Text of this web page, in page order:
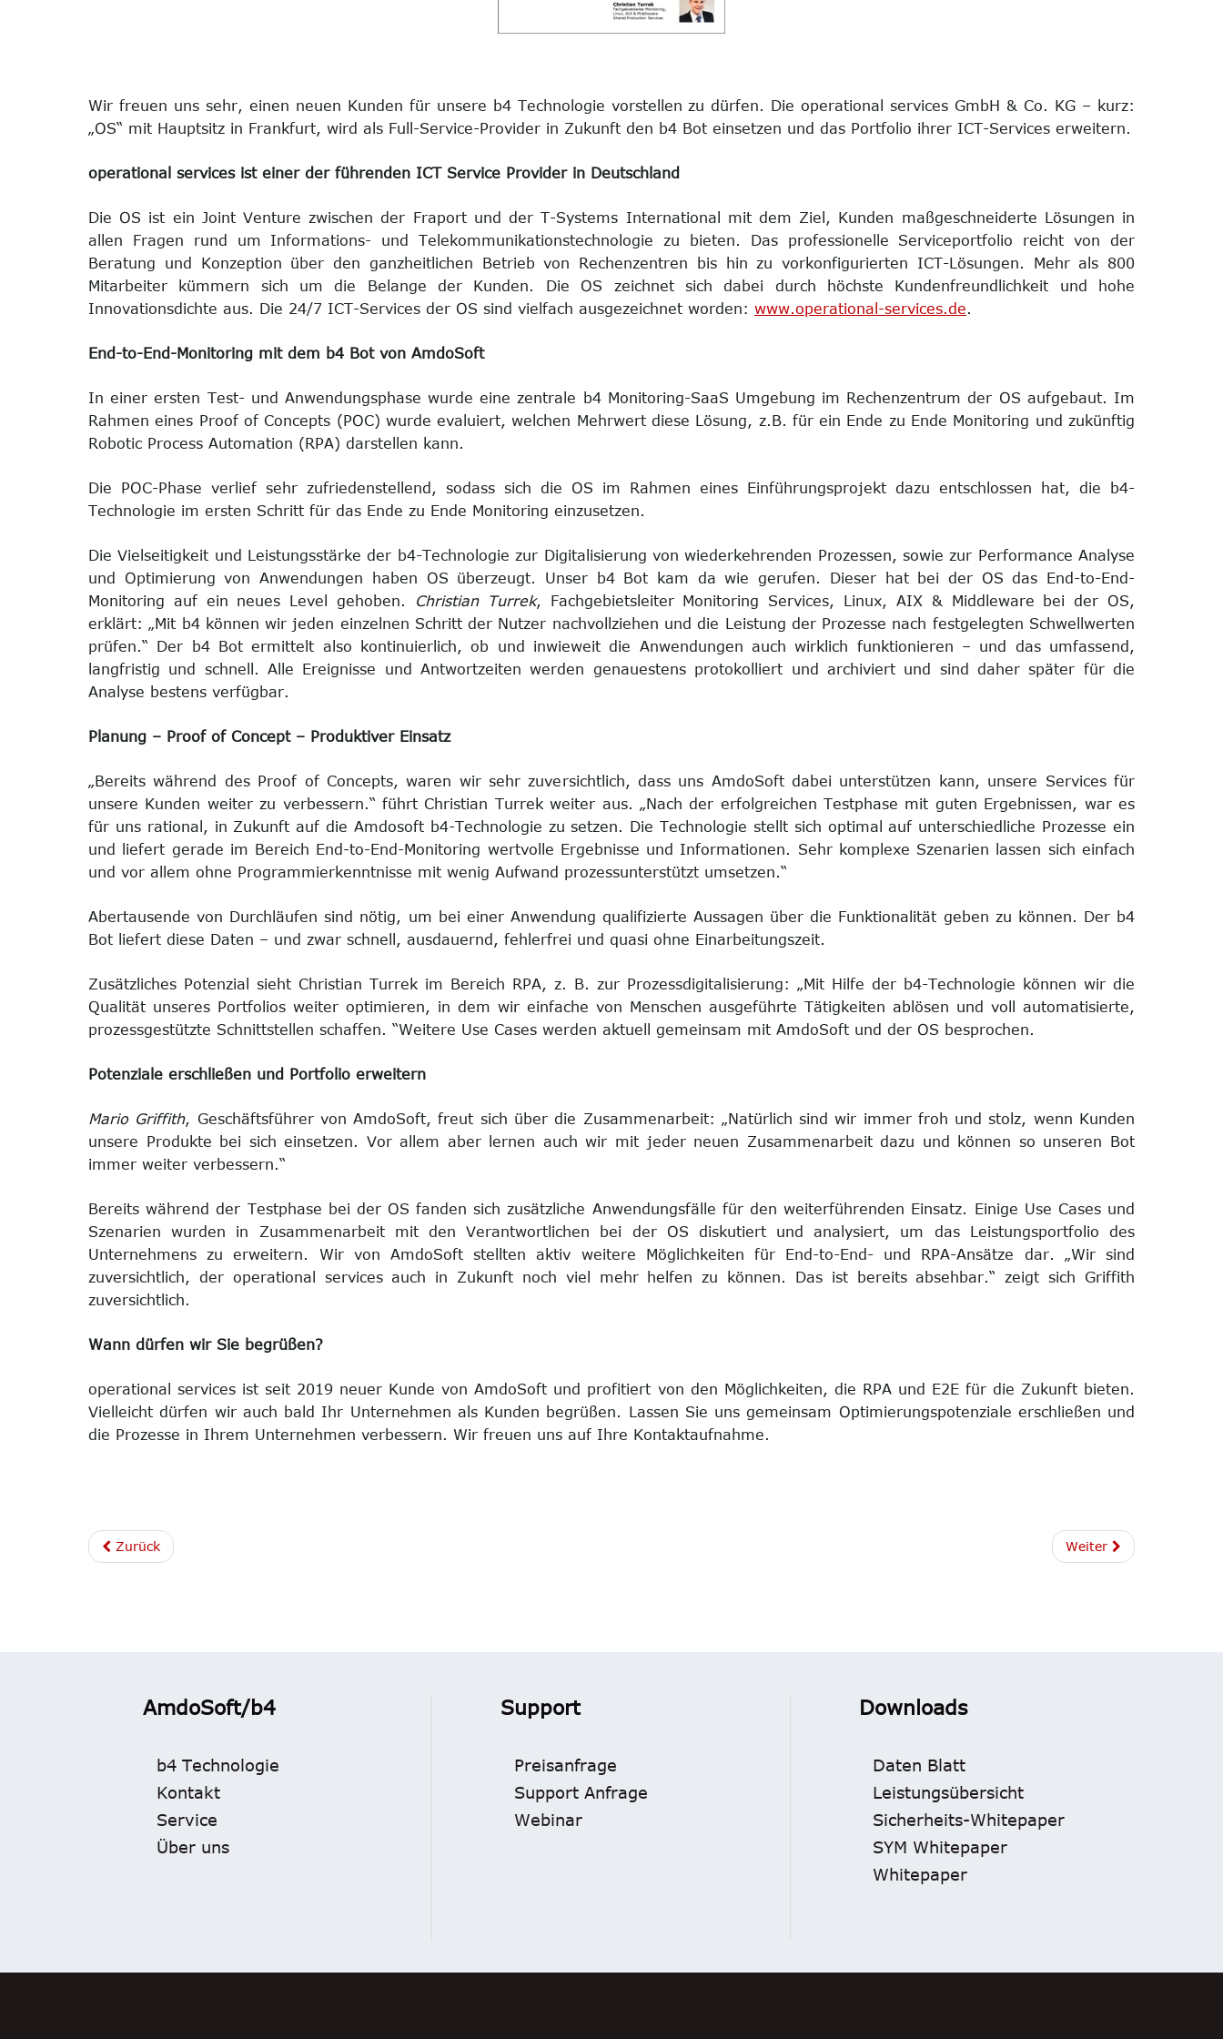
Wir freuen uns sehr, einen neuen Kunden für unsere b4 Technologie vorstellen zu dürfen. Die operational services GmbH & Co. KG – kurz:
„OS“ mit Hauptsitz in Frankfurt, wird als Full-Service-Provider in Zukunft den b4 Bot einsetzen und das Portfolio ihrer ICT-Services erweitern.
operational services ist einer der führenden ICT Service Provider in Deutschland
Die OS ist ein Joint Venture zwischen der Fraport und der T-Systems International mit dem Ziel, Kunden maßgeschneiderte Lösungen in
allen Fragen rund um Informations- und Telekommunikationstechnologie zu bieten. Das professionelle Serviceportfolio reicht von der
Beratung und Konzeption über den ganzheitlichen Betrieb von Rechenzentren bis hin zu vorkonfigurierten ICT-Lösungen. Mehr als 800
Mitarbeiter kümmern sich um die Belange der Kunden. Die OS zeichnet sich dabei durch höchste Kundenfreundlichkeit und hohe
Innovationsdichte aus. Die 24/7 ICT-Services der OS sind vielfach ausgezeichnet worden: www.operational-services.de.
End-to-End-Monitoring mit dem b4 Bot von AmdoSoft
In einer ersten Test- und Anwendungsphase wurde eine zentrale b4 Monitoring-SaaS Umgebung im Rechenzentrum der OS aufgebaut. Im
Rahmen eines Proof of Concepts (POC) wurde evaluiert, welchen Mehrwert diese Lösung, z.B. für ein Ende zu Ende Monitoring und zukünftig
Robotic Process Automation (RPA) darstellen kann.
Die POC-Phase verlief sehr zufriedenstellend, sodass sich die OS im Rahmen eines Einführungsprojekt dazu entschlossen hat, die b4-
Technologie im ersten Schritt für das Ende zu Ende Monitoring einzusetzen.
Die Vielseitigkeit und Leistungsstärke der b4-Technologie zur Digitalisierung von wiederkehrenden Prozessen, sowie zur Performance Analyse
und Optimierung von Anwendungen haben OS überzeugt. Unser b4 Bot kam da wie gerufen. Dieser hat bei der OS das End-to-End-
Monitoring auf ein neues Level gehoben.
Christian Turrek, Fachgebietsleiter Monitoring Services, Linux, AIX & Middleware bei der OS,
erklärt: „Mit b4 können wir jeden einzelnen Schritt der Nutzer nachvollziehen und die Leistung der Prozesse nach festgelegten Schwellwerten
prüfen.“ Der b4 Bot ermittelt also kontinuierlich, ob und inwieweit die Anwendungen auch wirklich funktionieren – und das umfassend,
langfristig und schnell. Alle Ereignisse und Antwortzeiten werden genauestens protokolliert und archiviert und sind daher später für die
Analyse bestens verfügbar.
Planung – Proof of Concept – Produktiver Einsatz
„Bereits während des Proof of Concepts, waren wir sehr zuversichtlich, dass uns AmdoSoft dabei unterstützen kann, unsere Services für
unsere Kunden weiter zu verbessern.“ führt Christian Turrek weiter aus. „Nach der erfolgreichen Testphase mit guten Ergebnissen, war es
für uns rational, in Zukunft auf die Amdosoft b4-Technologie zu setzen. Die Technologie stellt sich optimal auf unterschiedliche Prozesse ein
und liefert gerade im Bereich End-to-End-Monitoring wertvolle Ergebnisse und Informationen. Sehr komplexe Szenarien lassen sich einfach
und vor allem ohne Programmierkenntnisse mit wenig Aufwand prozessunterstützt umsetzen.“
Abertausende von Durchläufen sind nötig, um bei einer Anwendung qualifizierte Aussagen über die Funktionalität geben zu können. Der b4
Bot liefert diese Daten – und zwar schnell, ausdauernd, fehlerfrei und quasi ohne Einarbeitungszeit.
Zusätzliches Potenzial sieht Christian Turrek im Bereich RPA, z. B. zur Prozessdigitalisierung: „Mit Hilfe der b4-Technologie können wir die
Qualität unseres Portfolios weiter optimieren, in dem wir einfache von Menschen ausgeführte Tätigkeiten ablösen und voll automatisierte,
prozessgestützte Schnittstellen schaffen. “Weitere Use Cases werden aktuell gemeinsam mit AmdoSoft und der OS besprochen.
Potenziale erschließen und Portfolio erweitern
Mario Griffith, Geschäftsführer von AmdoSoft, freut sich über die Zusammenarbeit: „Natürlich sind wir immer froh und stolz, wenn Kunden
unsere Produkte bei sich einsetzen. Vor allem aber lernen auch wir mit jeder neuen Zusammenarbeit dazu und können so unseren Bot
immer weiter verbessern.“
Bereits während der Testphase bei der OS fanden sich zusätzliche Anwendungsfälle für den weiterführenden Einsatz. Einige Use Cases und
Szenarien wurden in Zusammenarbeit mit den Verantwortlichen bei der OS diskutiert und analysiert, um das Leistungsportfolio des
Unternehmens zu erweitern. Wir von AmdoSoft stellten aktiv weitere Möglichkeiten für End-to-End- und RPA-Ansätze dar. „Wir sind
zuversichtlich, der operational services auch in Zukunft noch viel mehr helfen zu können. Das ist bereits absehbar.“ zeigt sich Griffith
zuversichtlich.
Wann dürfen wir Sie begrüßen?
operational services ist seit 2019 neuer Kunde von AmdoSoft und profitiert von den Möglichkeiten, die RPA und E2E für die Zukunft bieten.
Vielleicht dürfen wir auch bald Ihr Unternehmen als Kunden begrüßen. Lassen Sie uns gemeinsam Optimierungspotenziale erschließen und
die Prozesse in Ihrem Unternehmen verbessern. Wir freuen uns auf Ihre Kontaktaufnahme.
Zurück Weiter
AmdoSoft/b4
b4 Technologie
Kontakt
Service
Über uns
Support
Preisanfrage
Support Anfrage
Webinar
Downloads
Daten Blatt
Leistungsübersicht
Sicherheits-Whitepaper
SYM Whitepaper
Whitepaper